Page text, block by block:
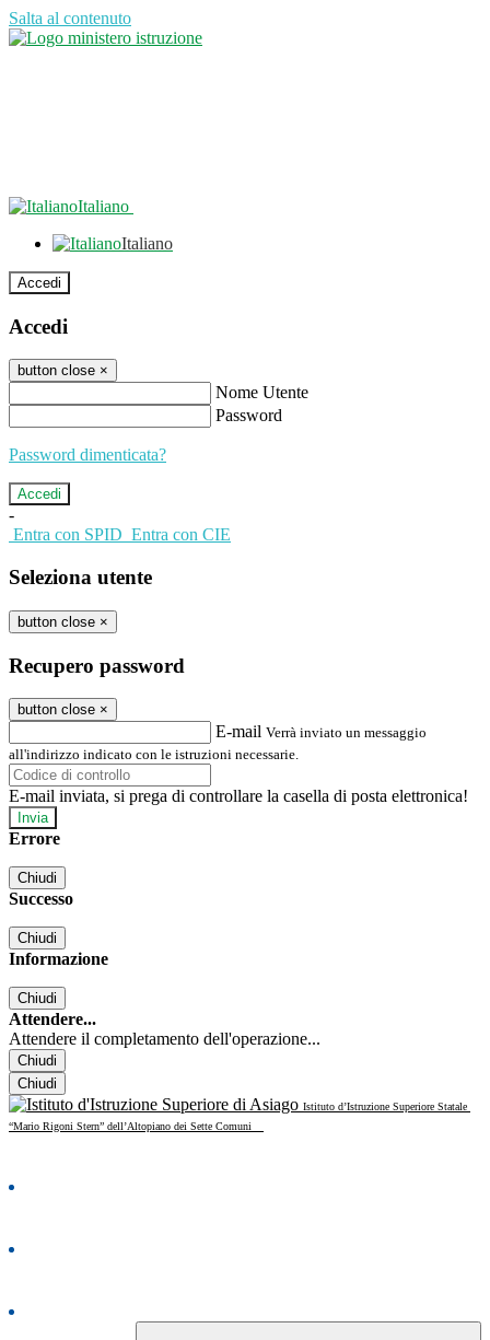
Salta al contenuto
Italiano
Italiano
Accedi
Accedi
button close ×
Nome Utente
Password
Password dimenticata?
-
Entra con SPID Entra con CIE
Seleziona utente
button close ×
Recupero password
button close ×
E-mail Verrà inviato un messaggio
all'indirizzo indicato con le istruzioni necessarie.
E-mail inviata, si prega di controllare la casella di posta elettronica!
Errore
Chiudi
Successo
Chiudi
Informazione
Chiudi
Attendere...
Attendere il completamento dell'operazione...
Chiudi
Chiudi
Istituto d’Istruzione Superiore Statale
“Mario Rigoni Stern” dell’Altopiano dei Sette Comuni